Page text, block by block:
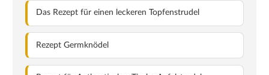
Das Rezept für einen leckeren Topfenstrudel
Rezept Germknödel